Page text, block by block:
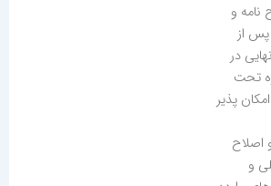
و
از
در
تحت
پذیر
اصلاح
و